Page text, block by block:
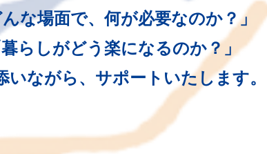
な場面で、何が必要なのか？」
らしがどう楽になるのか？」
いながら、サポートいたします。